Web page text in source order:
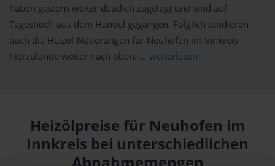
haben gestern weiter deutlich zugelegt und sind auf
Tageshoch aus dem Handel gegangen. Folglich tendieren
auch die Heizöl-Notierungen für Neuhofen im Innkreis
hierzulande weiter nach oben. ... weiterlesen
Heizölpreise für Neuhofen im
Innkreis bei unterschiedlichen